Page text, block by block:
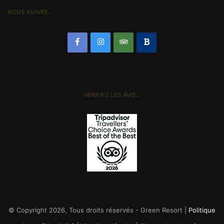
NOUS SUIVRE…
VÉRIFIEZ LES AVIS…
© Copyright 2026, Tous droits réservés - Green Resort | Politique